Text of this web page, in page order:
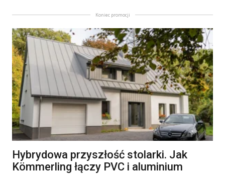
Koniec promocji
Hybrydowa przyszłość stolarki. Jak
Kömmerling łączy PVC i aluminium